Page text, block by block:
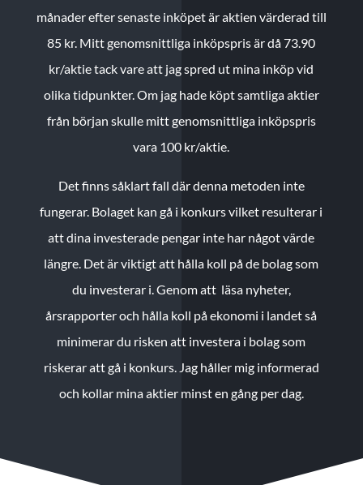
månader efter senaste inköpet är aktien värderad till
85 kr. Mitt genomsnittliga inköpspris är då 73.90
kr/aktie tack vare att jag spred ut mina inköp vid
olika tidpunkter. Om jag hade köpt samtliga aktier
från början skulle mitt genomsnittliga inköpspris
vara 100 kr/aktie.
Det finns såklart fall där denna metoden inte
fungerar. Bolaget kan gå i konkurs vilket resulterar i
att dina investerade pengar inte har något värde
längre. Det är viktigt att hålla koll på de bolag som
du investerar i. Genom att läsa nyheter,
årsrapporter och hålla koll på ekonomi i landet så
minimerar du risken att investera i bolag som
riskerar att gå i konkurs. Jag håller mig informerad
och kollar mina aktier minst en gång per dag.